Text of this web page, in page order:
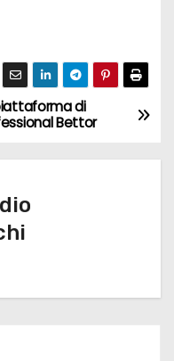
di
Bettor